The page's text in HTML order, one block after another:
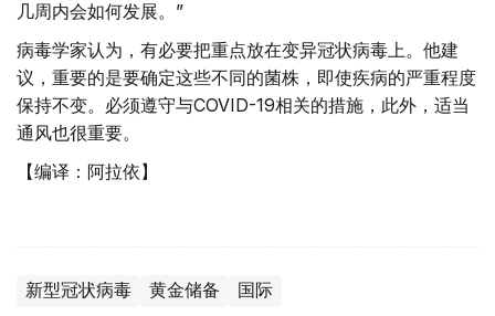
几周内会如何发展。”
病毒学家认为，有必要把重点放在变异冠状病毒上。他建
议，重要的是要确定这些不同的菌株，即使疾病的严重程度
保持不变。必须遵守与COVID-19相关的措施，此外，适当
通风也很重要。
【编译：阿拉依】
新型冠状病毒 黄金储备 国际